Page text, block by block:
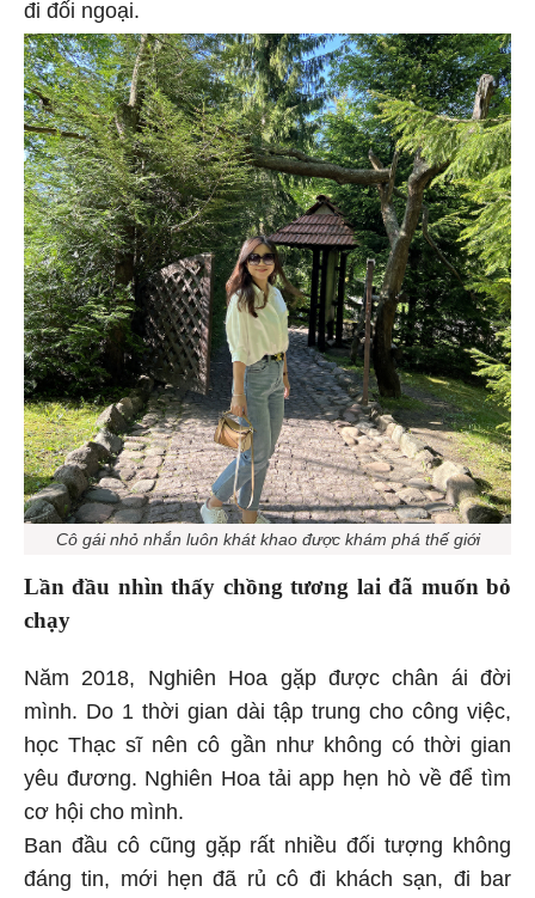
đi đối ngoại.
Cô gái nhỏ nhắn luôn khát khao được khám phá thế giới
Lần đầu nhìn thấy chồng tương lai đã muốn bỏ
chạy
Năm 2018, Nghiên Hoa gặp được chân ái đời
mình. Do 1 thời gian dài tập trung cho công việc,
học Thạc sĩ nên cô gần như không có thời gian
yêu đương. Nghiên Hoa tải app hẹn hò về để tìm
cơ hội cho mình.
Ban đầu cô cũng gặp rất nhiều đối tượng không
đáng tin, mới hẹn đã rủ cô đi khách sạn, đi bar